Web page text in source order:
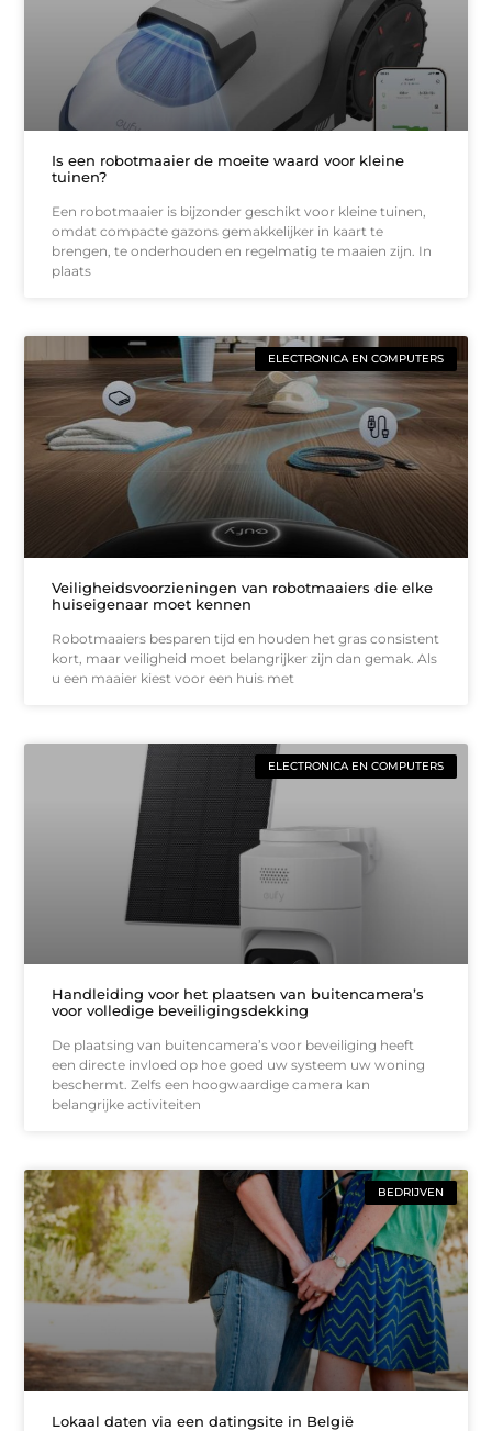
Is een robotmaaier de moeite waard voor kleine
tuinen?
Een robotmaaier is bijzonder geschikt voor kleine tuinen,
omdat compacte gazons gemakkelijker in kaart te
brengen, te onderhouden en regelmatig te maaien zijn. In
plaats
ELECTRONICA EN COMPUTERS
Veiligheidsvoorzieningen van robotmaaiers die elke
huiseigenaar moet kennen
Robotmaaiers besparen tijd en houden het gras consistent
kort, maar veiligheid moet belangrijker zijn dan gemak. Als
u een maaier kiest voor een huis met
ELECTRONICA EN COMPUTERS
Handleiding voor het plaatsen van buitencamera’s
voor volledige beveiligingsdekking
De plaatsing van buitencamera’s voor beveiliging heeft
een directe invloed op hoe goed uw systeem uw woning
beschermt. Zelfs een hoogwaardige camera kan
belangrijke activiteiten
BEDRIJVEN
Lokaal daten via een datingsite in België